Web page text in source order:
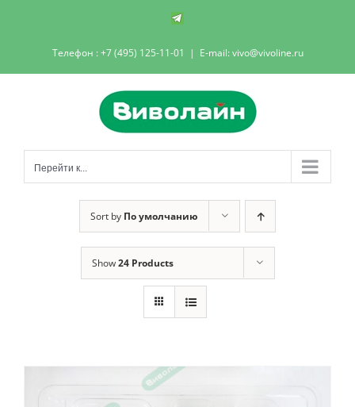
content
Телеграм-
Телефон : +7 (495) 125-11-01 | E-mail: vivo@vivoline.ru
Перейти к...
Sort by По умолчанию
Show24 Products